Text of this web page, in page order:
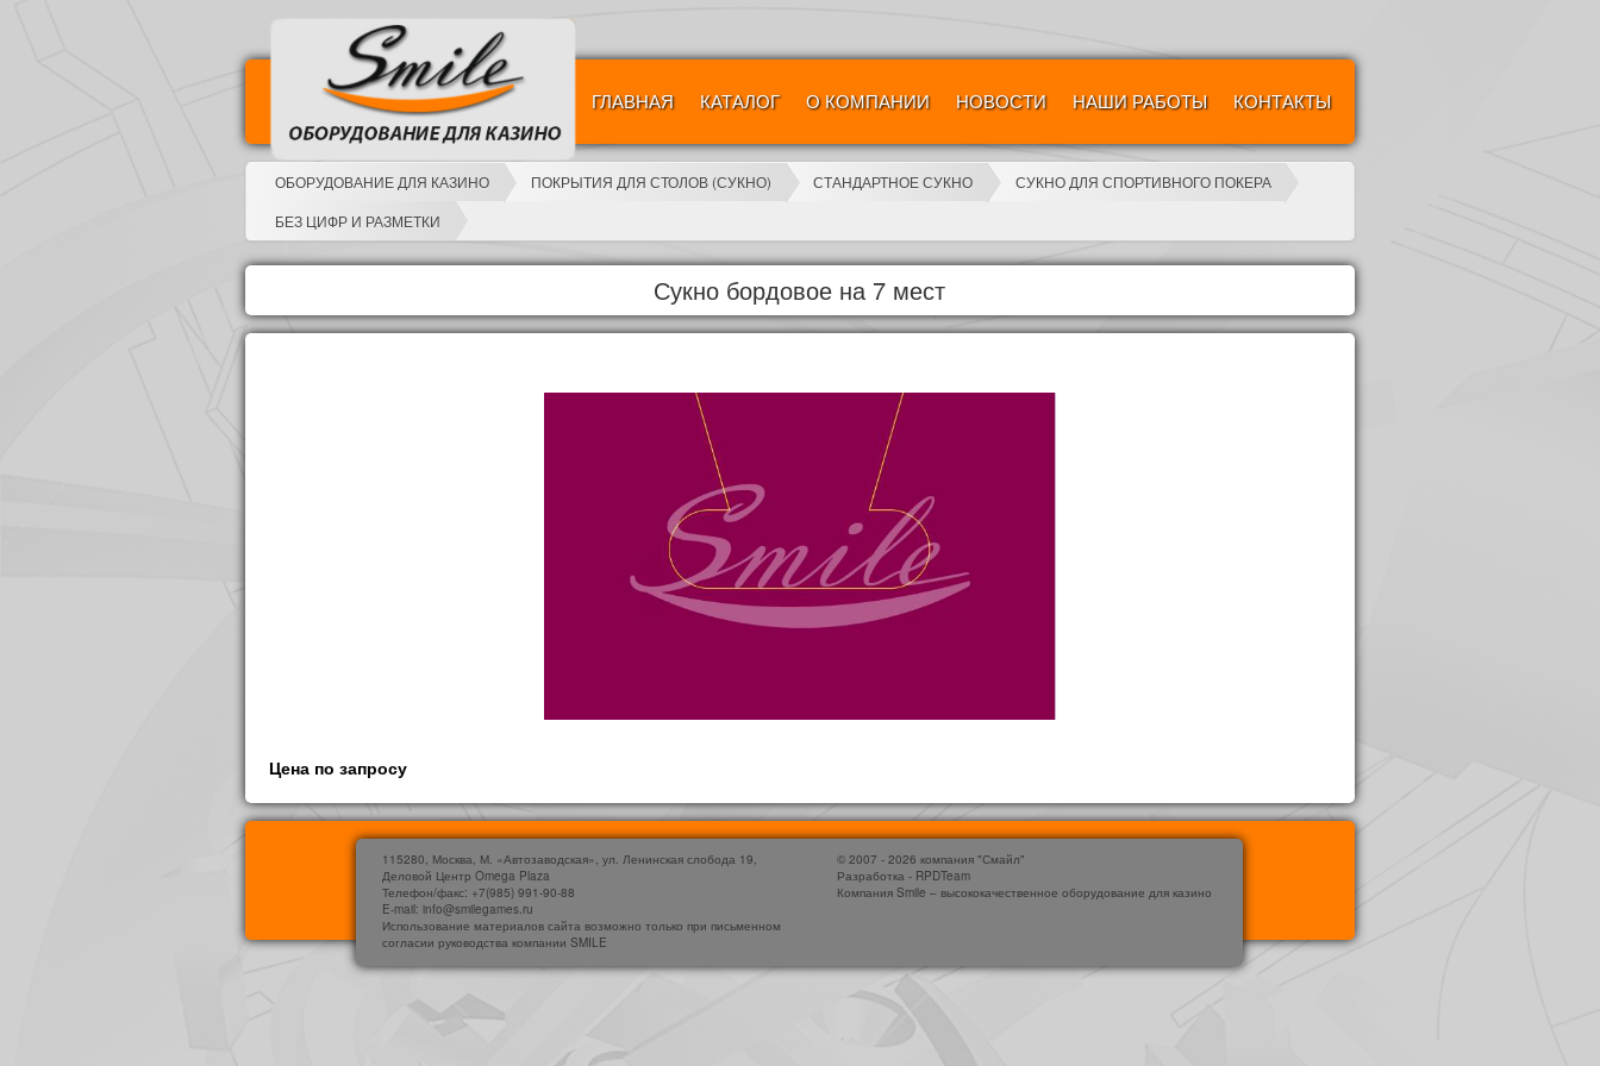
ГЛАВНАЯ КАТАЛОГ О КОМПАНИИ НОВОСТИ НАШИ РАБОТЫ КОНТАКТЫ
ОБОРУДОВАНИЕ ДЛЯ КАЗИНО ПОКРЫТИЯ ДЛЯ СТОЛОВ (СУКНО) СТАНДАРТНОЕ СУКНО
СУКНО ДЛЯ СПОРТИВНОГО ПОКЕРА
БЕЗ ЦИФР И РАЗМЕТКИ
Сукно бордовое на 7 мест
Цена по запросу
115280, Москва, М. «Автозаводская», ул. Ленинская слобода 19,
Деловой Центр Omega Plaza
Телефон/факс: +7(985) 991-90-88
E-mail: info@smilegames.ru
Использование материалов сайта возможно только при письменном
согласии руководства компании SMILE
© 2007 - 2026 компания "Смайл"
Разработка - RPDTeam
Компания Smile – высококачественное оборудование для казино